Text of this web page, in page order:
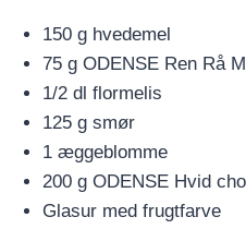
150 g hvedemel
75 g ODENSE Ren Rå
1/2 dl flormelis
125 g smør
1 æggeblomme
200 g ODENSE Hvid
Glasur med frugtfarve